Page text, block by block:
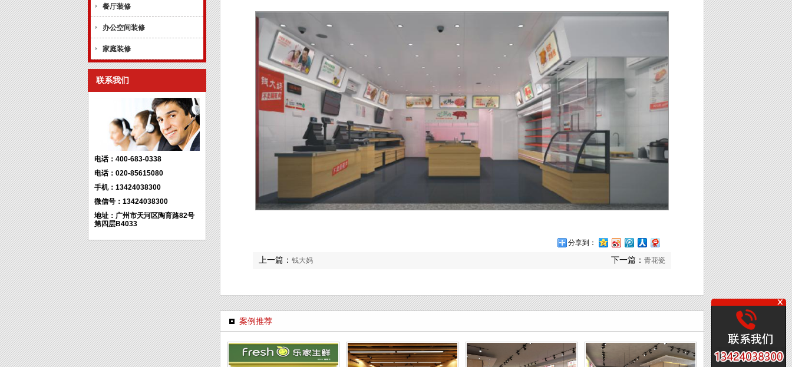
餐厅装修
办公空间装修
家庭装修
联系我们
电话：400-683-0338
电话：020-85615080
手机：13424038300
微信号：13424038300
地址：广州市天河区陶育路82号
第四层B4033
分享到：
上一篇： 钱大妈 下一篇： 青花瓷
案例推荐